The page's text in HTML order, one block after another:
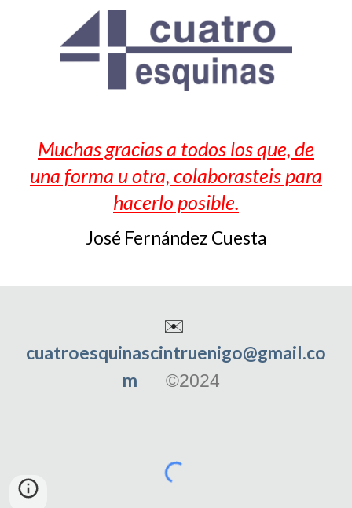
Muchas gracias a todos los que, de
una forma u otra, colaborasteis para
hacerlo posible.
José Fernández Cuesta
✉️
cuatroesquinascintruenigo@gmail.co
m
©2024